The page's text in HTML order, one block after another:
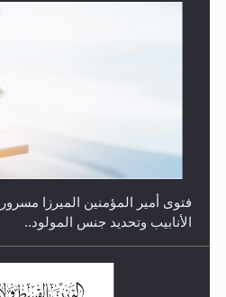
فتوى أمير المؤمنين الميرزا
الأنابيب وتحديد جنس المولود..